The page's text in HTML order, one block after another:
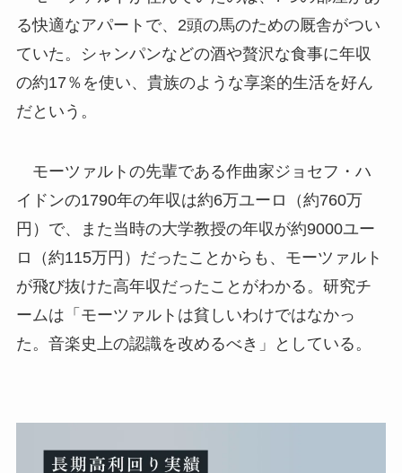
る快適なアパートで、2頭の馬のための厩舎がつい
ていた。シャンパンなどの酒や贅沢な食事に年収
の約17％を使い、貴族のような享楽的生活を好ん
だという。
モーツァルトの先輩である作曲家ジョセフ・ハ
イドンの1790年の年収は約6万ユーロ（約760万
円）で、また当時の大学教授の年収が約9000ユー
ロ（約115万円）だったことからも、モーツァルト
が飛び抜けた高年収だったことがわかる。研究チ
ームは「モーツァルトは貧しいわけではなかっ
た。音楽史上の認識を改めるべき」としている。